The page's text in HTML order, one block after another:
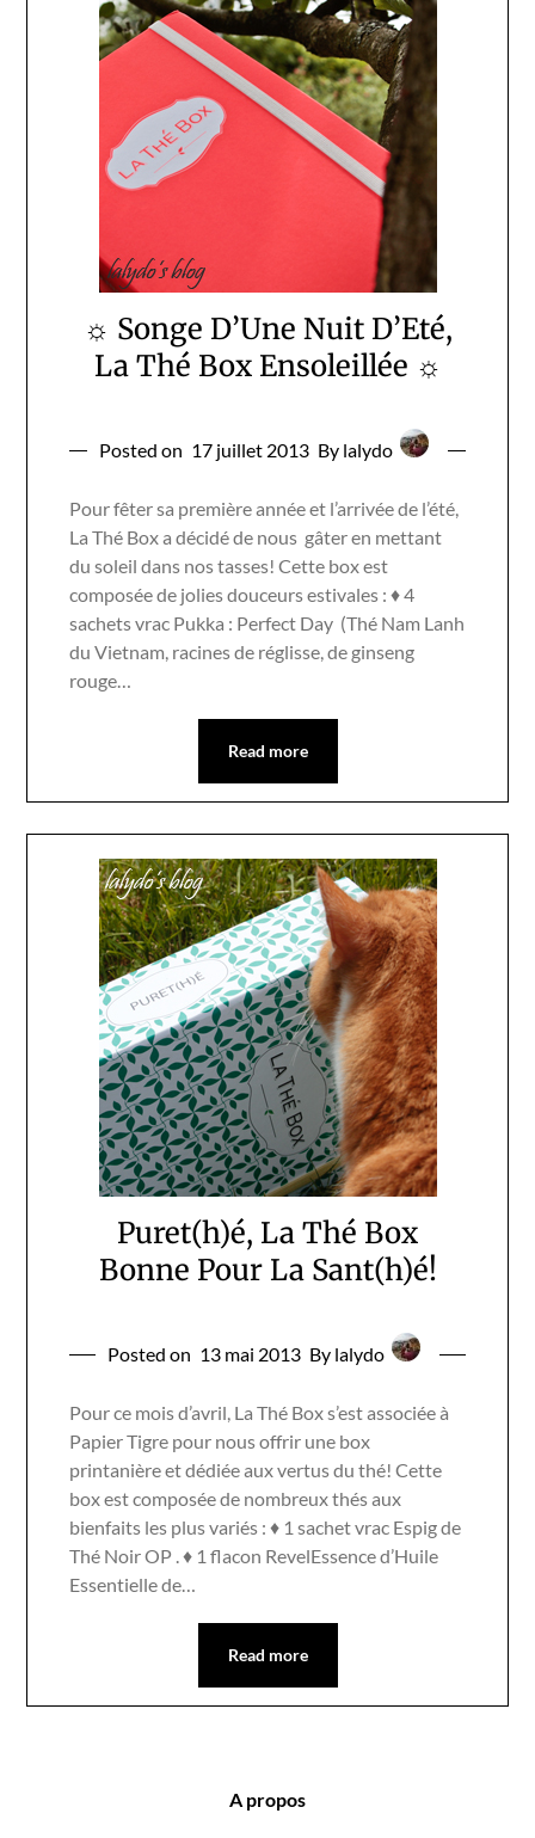
☼ Songe D’Une Nuit D’Eté,
La Thé Box Ensoleillée ☼
Posted on 17 juillet 2013 By lalydo
Pour fêter sa première année et l’arrivée de l’été,
La Thé Box a décidé de nous gâter en mettant
du soleil dans nos tasses! Cette box est
composée de jolies douceurs estivales : ♦ 4
sachets vrac Pukka : Perfect Day (Thé Nam Lanh
du Vietnam, racines de réglisse, de ginseng
rouge…
Read more
Puret(h)é, La Thé Box
Bonne Pour La Sant(h)é!
Posted on 13 mai 2013 By lalydo
Pour ce mois d’avril, La Thé Box s’est associée à
Papier Tigre pour nous offrir une box
printanière et dédiée aux vertus du thé! Cette
box est composée de nombreux thés aux
bienfaits les plus variés : ♦ 1 sachet vrac Espig de
Thé Noir OP . ♦ 1 flacon RevelEssence d’Huile
Essentielle de…
Read more
A propos